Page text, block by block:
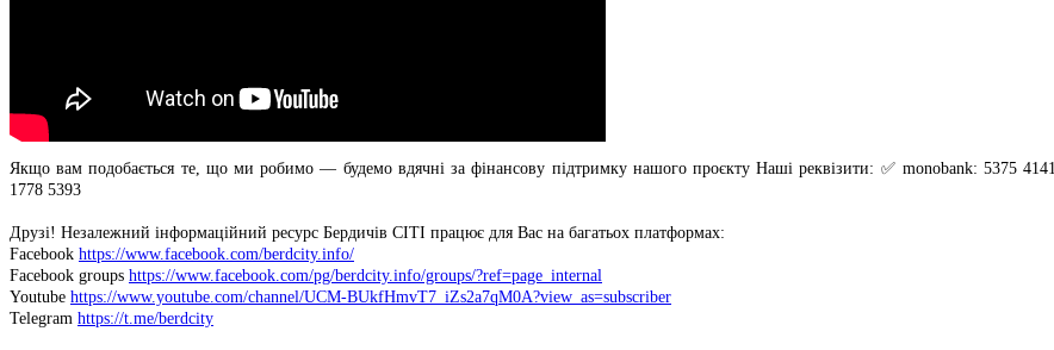
Якщо вам подобається те, що ми робимо — будемо вдячні за фінансову підтримку нашого проєкту Наші реквізити: ✅ monobank: 5375 4141
1778 5393
Друзі! Незалежний інформаційний ресурс Бердичів СІТІ працює для Вас на багатьох платформах:
Facebook https://www.facebook.com/berdcity.info/
Facebook groups https://www.facebook.com/pg/berdcity.info/groups/?ref=page_internal
Youtube https://www.youtube.com/channel/UCM-BUkfHmvT7_iZs2a7qM0A?view_as=subscriber
Telegram https://t.me/berdcity